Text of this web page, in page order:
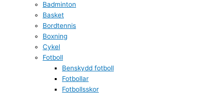
Badminton
Basket
Bordtennis
Boxning
Cykel
Fotboll
Benskydd fotboll
Fotbollar
Fotbollsskor